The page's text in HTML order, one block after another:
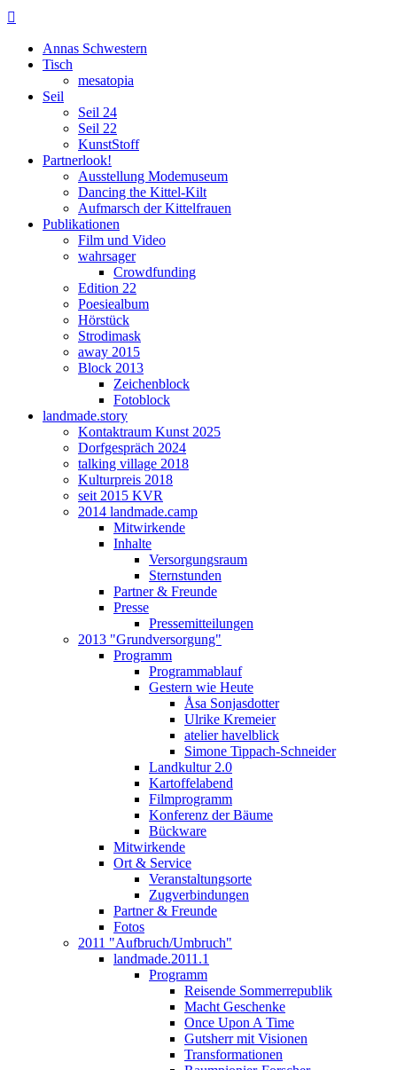

Annas Schwestern
Tisch
mesatopia
Seil
Seil 24
Seil 22
KunstStoff
Partnerlook!
Ausstellung Modemuseum
Dancing the Kittel-Kilt
Aufmarsch der Kittelfrauen
Publikationen
Film und Video
wahrsager
Crowdfunding
Edition 22
Poesiealbum
Hörstück
Strodimask
away 2015
Block 2013
Zeichenblock
Fotoblock
landmade.story
Kontaktraum Kunst 2025
Dorfgespräch 2024
talking village 2018
Kulturpreis 2018
seit 2015 KVR
2014 landmade.camp
Mitwirkende
Inhalte
Versorgungsraum
Sternstunden
Partner & Freunde
Presse
Pressemitteilungen
2013 "Grundversorgung"
Programm
Programmablauf
Gestern wie Heute
Åsa Sonjasdotter
Ulrike Kremeier
atelier havelblick
Simone Tippach-Schneider
Landkultur 2.0
Kartoffelabend
Filmprogramm
Konferenz der Bäume
Bückware
Mitwirkende
Ort & Service
Veranstaltungsorte
Zugverbindungen
Partner & Freunde
Fotos
2011 "Aufbruch/Umbruch"
landmade.2011.1
Programm
Reisende Sommerrepublik
Macht Geschenke
Once Upon A Time
Gutsherr mit Visionen
Transformationen